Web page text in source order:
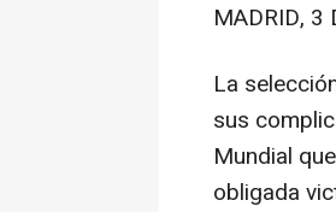
MADRID, 3
La
sus
Mundial
obligada